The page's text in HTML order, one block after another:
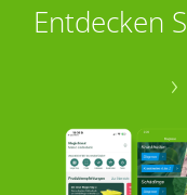
Entdecken